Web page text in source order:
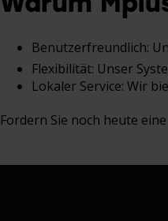
Benutzerfreundlich:
Flexibilität: Unser
Lokaler Service: Wir
Fordern Sie noch heute